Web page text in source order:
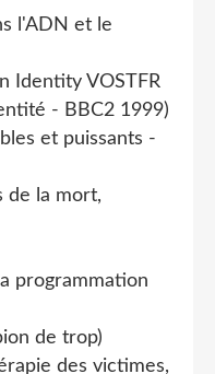
l'ADN et le
Identity VOSTFR
- BBC2 1999)
et puissants -
de la mort,
programmation
de trop)
des victimes,